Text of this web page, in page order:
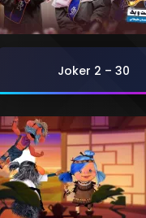
Joker 2 – 30